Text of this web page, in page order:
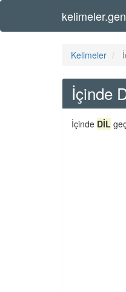
Kelimeler
İçinde
İçinde DİL